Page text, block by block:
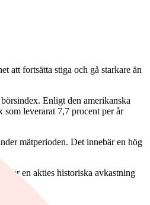
att fortsätta stiga och gå starkare än
Enligt den amerikanska
leverarat 7,7 procent per år
mätperioden. Det innebär en hög
en akties historiska avkastning